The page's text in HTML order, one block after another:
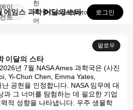
에이
트
에임스 과학 이달의 스타
한
국
어
GooglePlay
AppStore 로그인
팔로우
이달의 스타
년 7월 NASA Ames 과학국은 (사진
Yi-Chun Chen, Emma Yates,
공헌을 인정합니다. NASA 임무에 대
과 그 너머를 탐험하는 데 필요한 기업
적 성향을 나타냅니다. 우주 생물학